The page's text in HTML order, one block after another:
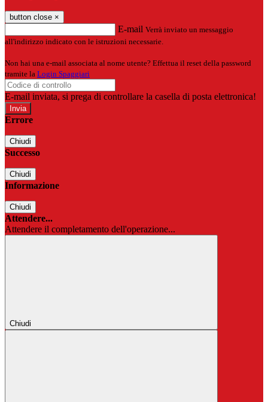
button close ×
E-mail Verrà inviato un messaggio
all'indirizzo indicato con le istruzioni necessarie.
Non hai una e-mail associata al nome utente? Effettua il reset della password
tramite la Login Spaggiari
E-mail inviata, si prega di controllare la casella di posta elettronica!
Errore
Chiudi
Successo
Chiudi
Informazione
Chiudi
Attendere...
Attendere il completamento dell'operazione...
Chiudi